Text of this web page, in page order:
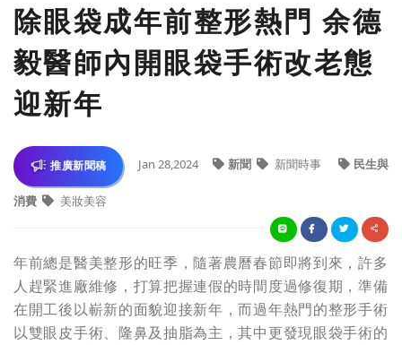
除眼袋成年前整形熱門 余德
毅醫師內開眼袋手術改老態
迎新年
推廣新聞稿 Jan 28,2024 新聞 新聞時事 民生與
消費 美妝美容
年前總是醫美整形的旺季，隨著農曆春節即將到來，許多
人趕緊進廠維修，打算把握連假的時間度過修復期，準備
在開工後以嶄新的面貌迎接新年，而過年熱門的整形手術
以雙眼皮手術、隆鼻及抽脂為主，其中更發現眼袋手術的